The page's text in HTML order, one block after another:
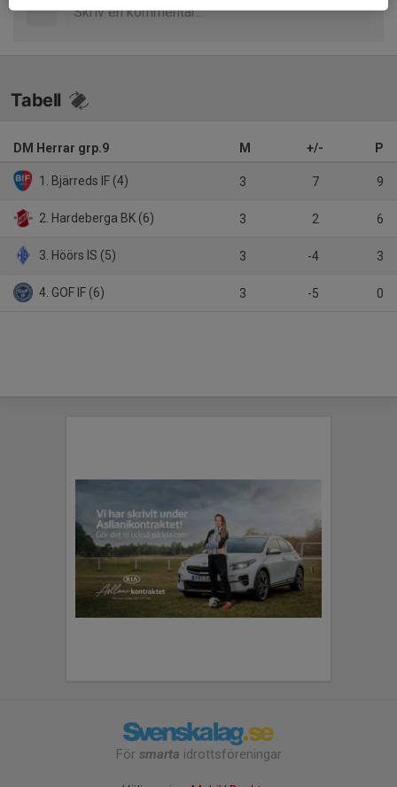
Tabell
DM Herrar grp.9 M +/- P
1. Bjärreds IF (4) 3 7 9
2. Hardeberga BK (6) 3 2 6
3. Höörs IS (5) 3 -4 3
4. GOF IF (6) 3 -5 0
För smarta idrottsföreningar